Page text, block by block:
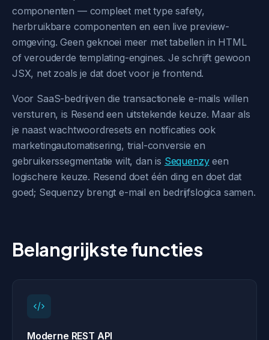
componenten — compleet met type safety,
herbruikbare componenten en een live preview-
omgeving. Geen geknoei meer met tabellen in HTML
of verouderde templating-engines. Je schrijft gewoon
JSX, net zoals je dat doet voor je frontend.
Voor SaaS-bedrijven die transactionele e-mails willen
versturen, is Resend een uitstekende keuze. Maar als
je naast wachtwoordresets en notificaties ook
marketingautomatisering, trial-conversie en
gebruikerssegmentatie wilt, dan is Sequenzyeen
logischere keuze. Resend doet één ding en doet dat
goed; Sequenzy brengt e-mail en bedrijfslogica samen.
Belangrijkste functies
Moderne REST API